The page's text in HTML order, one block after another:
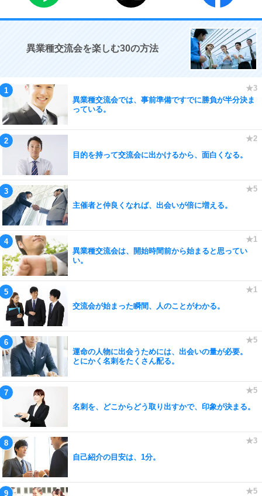
異業種交流会を楽しむ30の方法
異業種交流会では、事前準備ですでに勝負が半分決ま
っている。
目的を持って交流会に出かけるから、面白くなる。
主催者と仲良くなれば、出会いが倍に増える。
異業種交流会は、開始時間前から始まると思ってい
い。
交流会が始まった瞬間、人のことがわかる。
運命の人物に出会うためには、出会いの量が必要。
とにかく名刺をたくさん配る。
名刺を、どこからどう取り出すかで、印象が決まる。
自己紹介の目安は、1分。